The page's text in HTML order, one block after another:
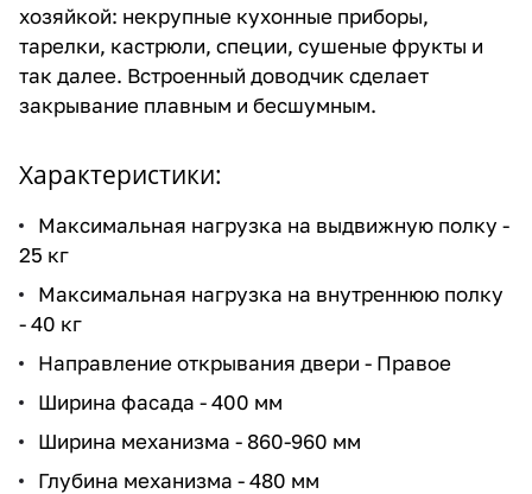
хозяйкой: некрупные кухонные приборы,
тарелки, кастрюли, специи, сушеные фрукты и
так далее. Встроенный доводчик сделает
закрывание плавным и бесшумным.
Характеристики:
Максимальная нагрузка на выдвижную полку -
25 кг
Максимальная нагрузка на внутреннюю полку
- 40 кг
Направление открывания двери - Правое
Ширина фасада - 400 мм
Ширина механизма - 860-960 мм
Глубина механизма - 480 мм